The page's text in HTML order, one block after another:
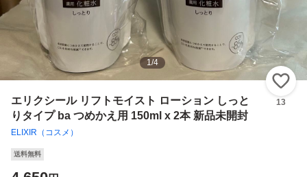
1/4
エリクシール リフトモイスト ローション しっと
りタイプ ba つめかえ用 150ml x 2本 新品未開封
ELIXIR（コスメ）
13
送料無料